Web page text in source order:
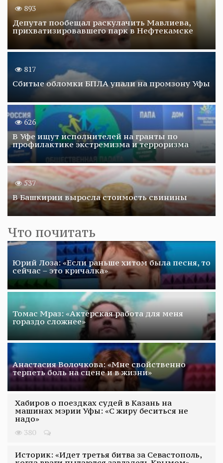
893
Депутат пообещал раскулачить Мавлиева,
прихватизировавшего парк в Нефтекамске
817
Сбитые обломки БПЛА упали на промзону Уфы
626
В Уфе ищут исполнителей на гранты по
профилактике экстремизма и терроризма
537
В Башкирии выросла стоимость свинины
Что почитать
Юрий Лоза: «Если раньше хитом была песня, то
сейчас – это кричалка»
Томас Мраз: «Актерская работа для меня
гораздо сложнее»
Анастасия Волочкова: «Мне свойственно
терпеть боль на сцене и в жизни»
Хабиров о поездках судей в Казань на
машинах мэрии Уфы: «С жиру беситься не
надо»
380
Историк: «Идет третья битва за Севастополь,